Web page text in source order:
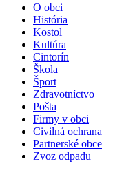
O obci
História
Kostol
Kultúra
Cintorín
Škola
Šport
Zdravotníctvo
Pošta
Firmy v obci
Civilná ochrana
Partnerské obce
Zvoz odpadu